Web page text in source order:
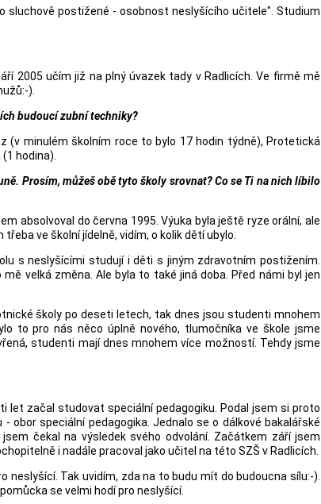
sluchově postižené - osobnost neslyšícího učitele". Studium
2005 učím již na plný úvazek tady v Radlicích. Ve firmě mě
).
budoucí zubní techniky?
minulém školním roce to bylo 17 hodin týdně), Protetická
hodina).
Prosím, můžeš obě tyto školy srovnat? Co se Ti na nich líbilo
absolvoval do června 1995. Výuka byla ještě ryze orální, ale
ve školní jídelně, vidím, o kolik dětí ubylo.
s neslyšícími studují i děti s jiným zdravotním postižením.
velká změna. Ale byla to také jiná doba. Před námi byl jen
školy po deseti letech, tak dnes jsou studenti mnohem
to pro nás něco úplně nového, tlumočníka ve škole jsme
studenti mají dnes mnohem více možností. Tehdy jsme
let začal studovat speciální pedagogiku. Podal jsem si proto
obor speciální pedagogika. Jednalo se o dálkové bakalářské
čekal na výsledek svého odvolání. Začátkem září jsem
i nadále pracoval jako učitel na této SZŠ v Radlicích.
Tak uvidím, zda na to budu mít do budoucna sílu:-).
se velmi hodí pro neslyšící.